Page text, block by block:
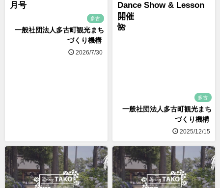
月号
多古
一般社団法人多古町観光まち
づくり機構
2026/7/30
Dance Show & Lesson
開催
🌺
多古
一般社団法人多古町観光まち
づくり機構
2025/12/15